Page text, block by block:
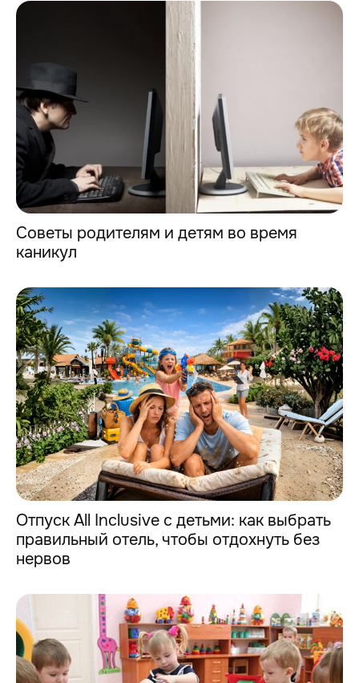
Советы родителям и детям во время
каникул
Отпуск All Inclusive с детьми: как выбрать
правильный отель, чтобы отдохнуть без
нервов